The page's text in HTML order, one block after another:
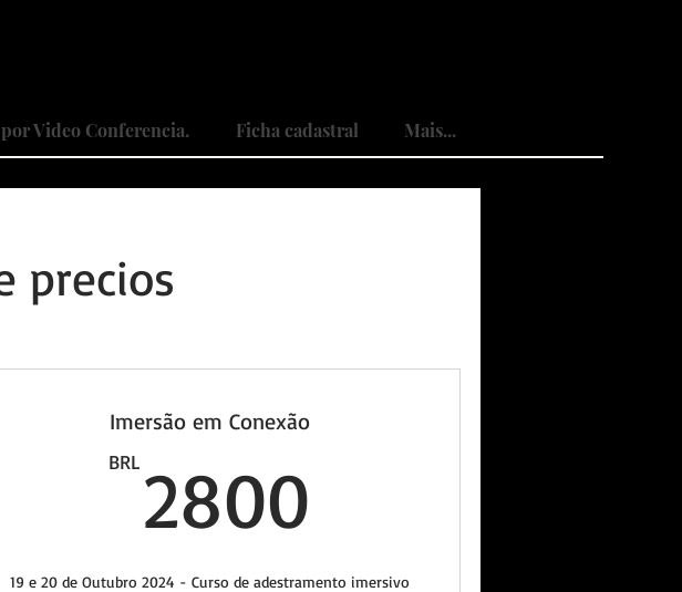
por Video Conferencia. Ficha cadastral Mais...
precios
Imersão em Conexão
BRL 2800
19 e 20 de Outubro 2024 - Curso de adestramento imersivo